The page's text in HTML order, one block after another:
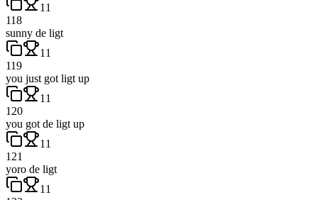
11
118
sunny de ligt
11
119
you just got ligt up
11
120
you got de ligt up
11
121
yoro de ligt
11